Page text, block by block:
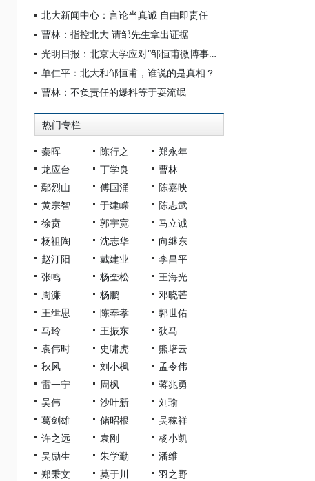
北大新闻中心：言论当真诚 自由即责任
曹林：指控北大 请邹先生拿出证据
光明日报：北京大学应对“邹恒甫微博事件” 情况若实不姑息
单仁平：北大和邹恒甫，谁说的是真相？
曹林：不负责任的爆料等于耍流氓
热门专栏
秦晖 陈行之
郑永年
龙应台
丁学良
曹林
鄢烈山
傅国涌
陈嘉映
黄宗智
于建嵘
陈志武
徐贲
郭宇宽
马立诚
杨祖陶
沈志华
向继东
赵汀阳
戴建业
李昌平
张鸣
杨奎松
王海光
周濂
杨鹏
邓晓芒
王缉思
陈奉孝
郭世佑
马玲
王振东
狄马
袁伟时
史啸虎
熊培云
秋风
刘小枫
孟令伟
雷一宁
周枫
蒋兆勇
吴伟
沙叶新
刘瑜
葛剑雄
储昭根
吴稼祥
许之远
袁刚
杨小凯
吴励生
朱学勤
潘维
郑秉文
莫于川
羽之野